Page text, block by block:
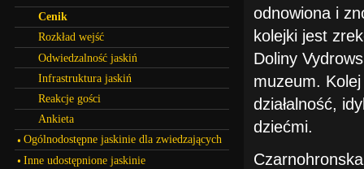
odnowiona i
kolejki jest
Doliny
muzeum.
działalność,
dziećmi.
Cenik
Rozkład wejść
Odwiedzalność jaskiń
Infrastruktura jaskiń
Reakcje gości
Ankieta
Ogólnodostępne jaskinie dla zwiedzających
Inne udostępnione jaskinie